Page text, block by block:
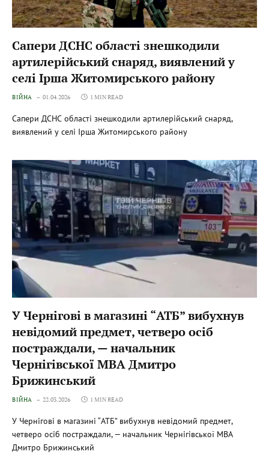
Сапери ДСНС області знешкодили
артилерійський снаряд, виявлений у
селі Ірша Житомирського району
ВІЙНА 01.04.2026 1 MIN READ
Сапери ДСНС області знешкодили артилерійський снаряд,
виявлений у селі Ірша Житомирського району
У Чернігові в магазині “АТБ” вибухнув
невідомий предмет, четверо осіб
постраждали, — начальник
Чернігівської МВА Дмитро
Брижинський
ВІЙНА 22.03.2026 1 MIN READ
У Чернігові в магазині “АТБ” вибухнув невідомий предмет,
четверо осіб постраждали, — начальник Чернігівської МВА
Дмитро Брижинський